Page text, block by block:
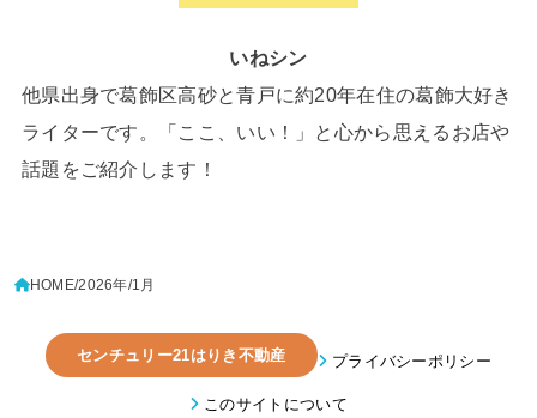
いねシン
他県出身で葛飾区高砂と青戸に約20年在住の葛飾大好き
ライターです。「ここ、いい！」と心から思えるお店や
話題をご紹介します！
HOME 2026年 1月
センチュリー21はりき不動産 プライバシーポリシー
このサイトについて